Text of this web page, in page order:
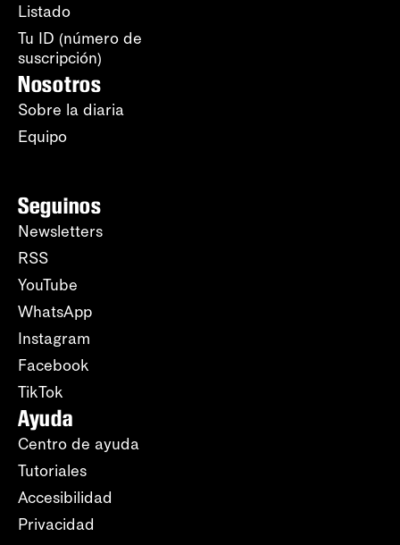
Listado
Tu ID (número de
suscripción)
Nosotros
Sobre la diaria
Equipo
Seguinos
Newsletters
RSS
YouTube
WhatsApp
Instagram
Facebook
TikTok
Ayuda
Centro de ayuda
Tutoriales
Accesibilidad
Privacidad